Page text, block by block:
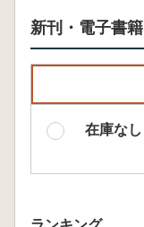
新刊・電子書籍
在庫なし